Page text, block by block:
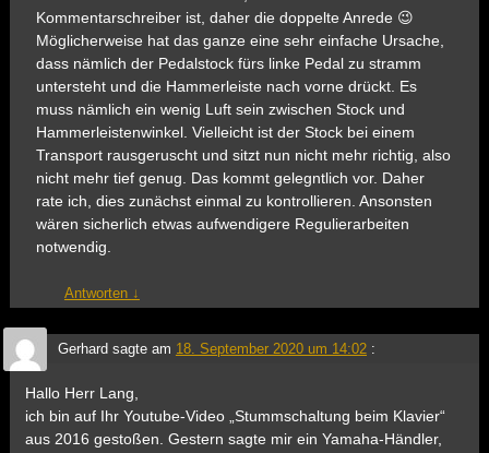
Kommentarschreiber ist, daher die doppelte Anrede 😉
Möglicherweise hat das ganze eine sehr einfache Ursache,
dass nämlich der Pedalstock fürs linke Pedal zu stramm
untersteht und die Hammerleiste nach vorne drückt. Es
muss nämlich ein wenig Luft sein zwischen Stock und
Hammerleistenwinkel. Vielleicht ist der Stock bei einem
Transport rausgeruscht und sitzt nun nicht mehr richtig, also
nicht mehr tief genug. Das kommt gelegntlich vor. Daher
rate ich, dies zunächst einmal zu kontrollieren. Ansonsten
wären sicherlich etwas aufwendigere Regulierarbeiten
notwendig.
Antworten ↓
Gerhard sagte am 18. September 2020 um 14:02 :
Hallo Herr Lang,
ich bin auf Ihr Youtube-Video „Stummschaltung beim Klavier“
aus 2016 gestoßen. Gestern sagte mir ein Yamaha-Händler,